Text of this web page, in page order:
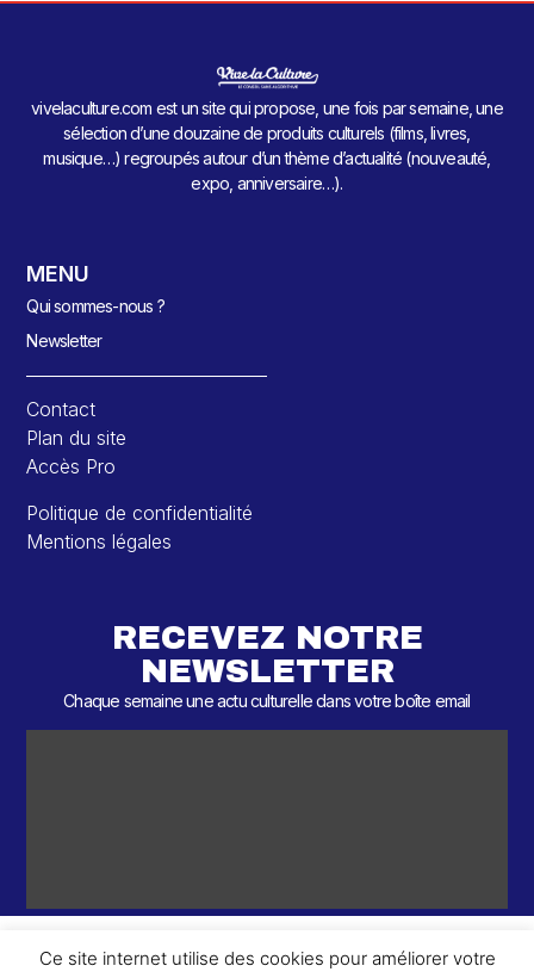
vivelaculture.com est un site qui propose, une fois par semaine, une
sélection d’une douzaine de produits culturels (films, livres,
musique…) regroupés autour d’un thème d’actualité (nouveauté,
expo, anniversaire…).
MENU
Qui sommes-nous ?
Newsletter
Contact
Plan du site
Accès Pro
Politique de confidentialité
Mentions légales
RECEVEZ NOTRE
NEWSLETTER
Chaque semaine une actu culturelle dans votre boîte email
Ce site internet utilise des cookies pour améliorer votre